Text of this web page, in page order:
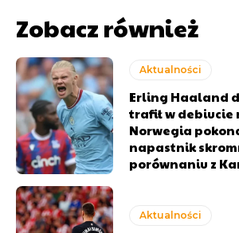
Zobacz również
Aktualności
Erling Haaland
trafił w debiucie
Norwegia
napastnik
porównaniu z
Aktualności